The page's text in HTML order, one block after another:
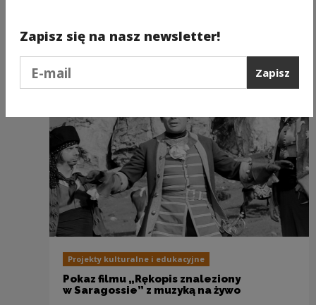
Zobacz również
Projekty kulturalne i edukacyjne
Pokaz filmu „Rękopis znaleziony
w Saragossie” z muzyką na żywo
Zapisz się na nasz newsletter!
Zapisz